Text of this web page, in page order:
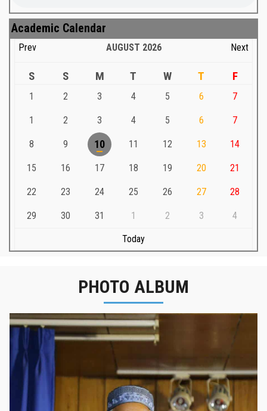
Academic Calendar
Prev AUGUST 2026 Next
S S M T W T F
1 2 3 4 5 6 7
1 2 3 4 5 6 7
8 9 10 11 12 13 14
15 16 17 18 19 20 21
22 23 24 25 26 27 28
29 30 31 1 2 3 4
Today
PHOTO ALBUM